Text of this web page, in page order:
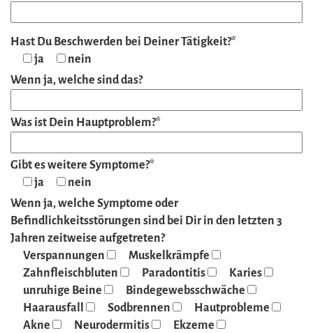
Hast Du Beschwerden bei Deiner Tätigkeit?*
ja
nein
Wenn ja, welche sind das?
Was ist Dein Hauptproblem?*
Gibt es weitere Symptome?*
ja
nein
Wenn ja, welche Symptome oder
Befindlichkeitsstörungen sind bei Dir in den letzten 3
Jahren zeitweise aufgetreten?
Verspannungen
Muskelkrämpfe
Zahnfleischbluten
Paradontitis
Karies
unruhige Beine
Bindegewebsschwäche
Haarausfall
Sodbrennen
Hautprobleme
Akne
Neurodermitis
Ekzeme